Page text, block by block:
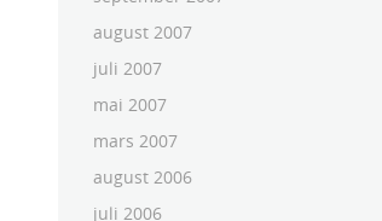
august 2007
juli 2007
mai 2007
mars 2007
august 2006
juli 2006